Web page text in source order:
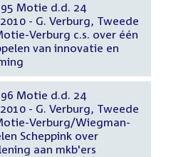
Motie d.d. 24
- G. Verburg, Tweede
Verburg c.s. over één
van innovatie en
Motie d.d. 24
- G. Verburg, Tweede
Verburg/Wiegman-
Scheppink over
aan mkb'ers